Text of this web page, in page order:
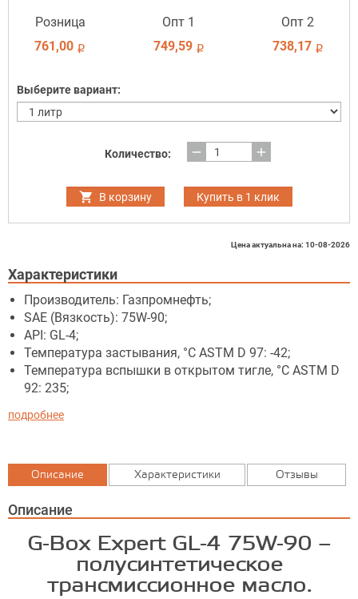
Розница
761,00 i
Опт 1
749,59 i
Опт 2
738,17 i
Выберите вариант:
Количество: remove add
В корзину Купить в 1 клик
Цена актуальна на: 10-08-2026
Характеристики
Производитель: Газпромнефть;
SAE (Вязкость): 75W-90;
API: GL-4;
Температура застывания, °C ASTM D 97: -42;
Температура вспышки в открытом тигле, °C ASTM D
92: 235;
подробнее
Описание Характеристики Отзывы
Описание
G-Box Expert GL-4 75W-90 –
полусинтетическое
трансмиссионное масло.